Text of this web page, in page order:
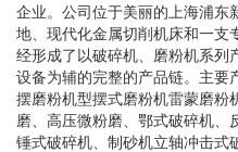
企业。公司位于美丽的上海浦东
地、现代化金属切削机床和一支
经形成了以破碎机、磨粉机系列
设备为辅的完整的产品链。主要
摆磨粉机型摆式磨粉机雷蒙磨粉
磨、高压微粉磨、鄂式破碎机、
锤式破碎机、制砂机立轴冲击式